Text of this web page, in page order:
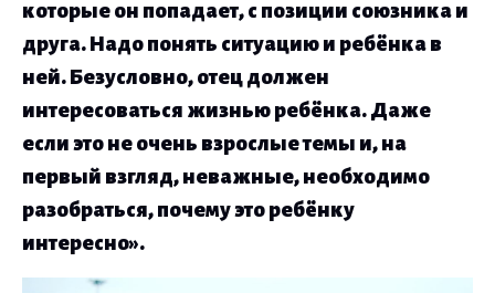
которые он попадает, с позиции союзника и
друга. Надо понять ситуацию и ребёнка в
ней. Безусловно, отец должен
интересоваться жизнью ребёнка. Даже
если это не очень взрослые темы и, на
первый взгляд, неважные, необходимо
разобраться, почему это ребёнку
интересно».